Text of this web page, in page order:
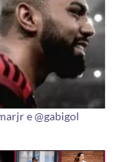
e @gabigol